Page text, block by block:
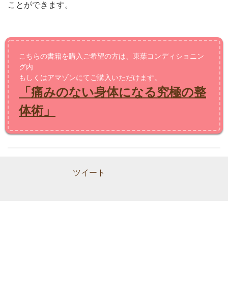
ことができます。
こちらの書籍を購入ご希望の方は、東葉コンディショニン
グ内
もしくはアマゾンにてご購入いただけます。
「痛みのない身体になる究極の整
体術」
ツイート